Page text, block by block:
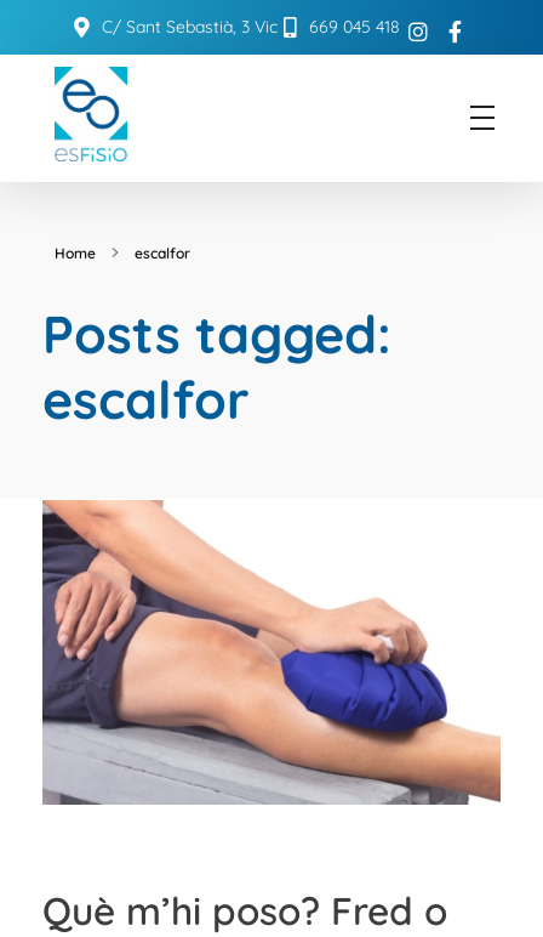
C/ Sant Sebastià, 3 Vic 669 045 418
ESFISIO
Home escalfor
Posts tagged:
escalfor
Què m’hi poso? Fred o